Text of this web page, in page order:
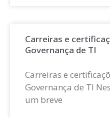
Carreiras e
Governança de TI
Carreiras e
Governança de TI
um breve